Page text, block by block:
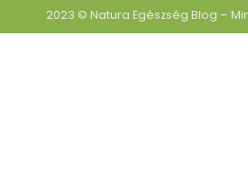
2023 © Natura Egészség Blog –